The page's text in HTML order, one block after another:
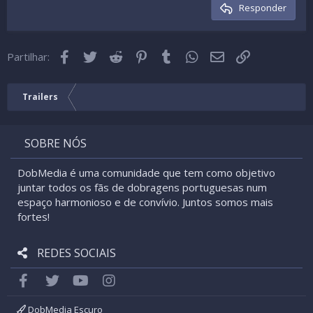
26
Trebuchet MS
Cabeçalho 3Responder
Partilhar: Facebook
Twitter Reddit Pinterest
Tumblr WhatsApp
Email
Trailers
SOBRE NÓS
DobMedia é uma comunidade que tem como objetivo
juntar todos os fãs de dobragens portuguesas num
espaço harmonioso e de convívio. Juntos somos mais
fortes!
REDES SOCIAIS
FacebookTwitter youtube
DobMedia Escuro